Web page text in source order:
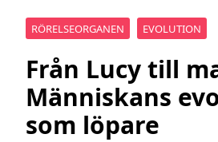
RÖRELSEORGANEN EVOLUTION
Från Lucy till
Människans
som löpare